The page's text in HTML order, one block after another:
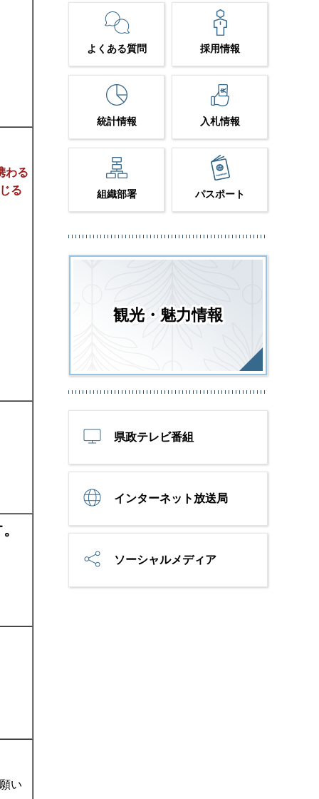
わる
る
い
よくある質問 採用情報
統計情報 入札情報
組織部署 パスポート
観光・魅力情報
県政テレビ番組
インターネット放送局
ソーシャルメディア